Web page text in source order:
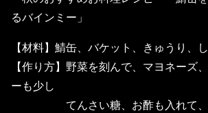
るバインミー」
【材料】鯖缶、バケット、きゅうり、
【作り方】野菜を刻んで、マヨネーズ
ーも少し
てんさい糖、お酢も入れて、